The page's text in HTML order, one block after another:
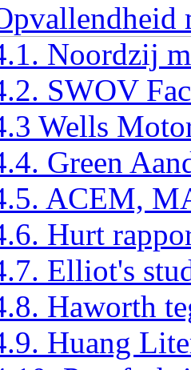
Noordzij
SWOV
Wells
Green
ACEM,
Hurt
Elliot's
Haworth
Huang